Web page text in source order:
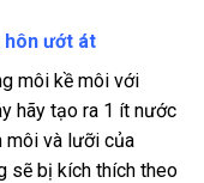
hôn ướt át
môi kề môi với
hãy tạo ra 1 ít nước
môi và lưỡi của
sẽ bị kích thích theo